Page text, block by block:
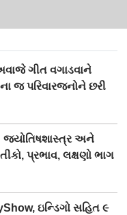
ગીત વગાડવાને
જ પરિવારજનોને છરી
જ્યોતિષશાસ્ત્ર અને
પ્રભાવ, લક્ષણો ભાગ
ઇન્ડિગો સહિત ૯